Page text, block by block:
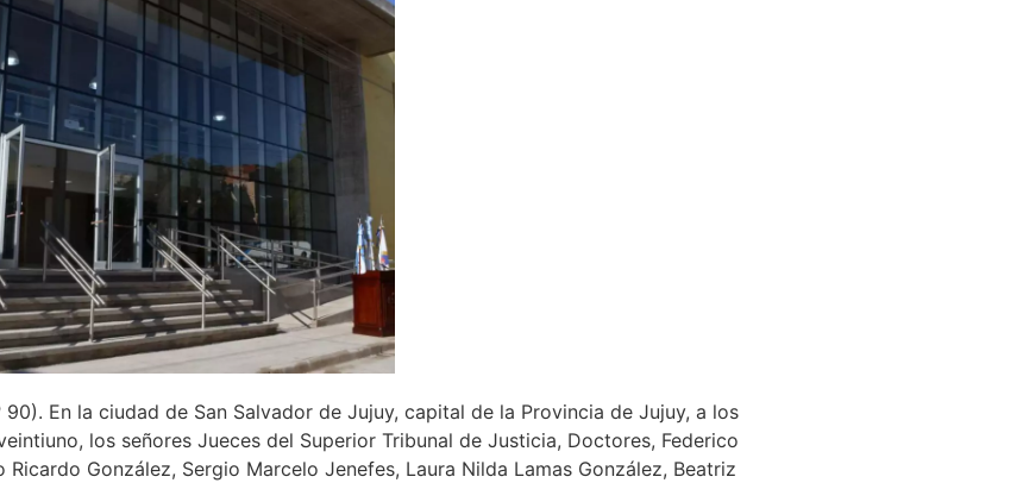
En la ciudad de San Salvador de Jujuy, capital de la Provincia de Jujuy, a los
los señores Jueces del Superior Tribunal de Justicia, Doctores, Federico
González, Sergio Marcelo Jenefes, Laura Nilda Lamas González, Beatriz